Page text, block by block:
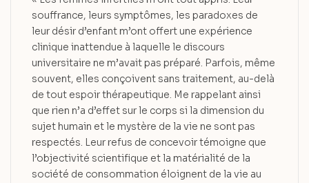
souffrance, leurs symptômes, les paradoxes de
leur désir d’enfant m’ont offert une expérience
clinique inattendue à laquelle le discours
universitaire ne m’avait pas préparé. Parfois, même
souvent, elles conçoivent sans traitement, au-delà
de tout espoir thérapeutique. Me rappelant ainsi
que rien n’a d’effet sur le corps si la dimension du
sujet humain et le mystère de la vie ne sont pas
respectés. Leur refus de concevoir témoigne que
l’objectivité scientifique et la matérialité de la
société de consommation éloignent de la vie au